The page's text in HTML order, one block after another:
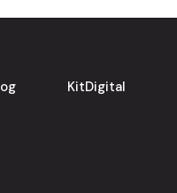
KitDigital